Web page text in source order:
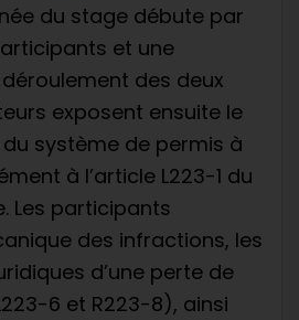
du stage débute par
et une
des deux
exposent ensuite le
système de permis à
à l’article L223-1 du
Les participants
des infractions, les
d’une perte de
6 et R223-8), ainsi